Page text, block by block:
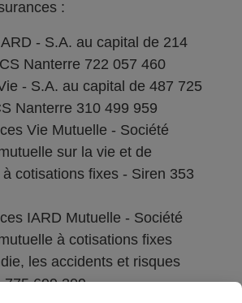
:
- S.A. au capital de 214
Nanterre 722 057 460
- S.A. au capital de 487 725
Nanterre 310 499 959
Vie Mutuelle - Société
sur la vie et de
cotisations fixes - Siren 353
IARD Mutuelle - Société
à cotisations fixes
les accidents et risques
775 699 309